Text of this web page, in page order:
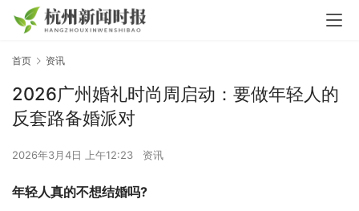
首页 资讯
2026广州婚礼时尚周启动：要做年轻人的
反套路备婚派对
2026年3月4日 上午12:23 资讯
年轻人真的不想结婚吗?